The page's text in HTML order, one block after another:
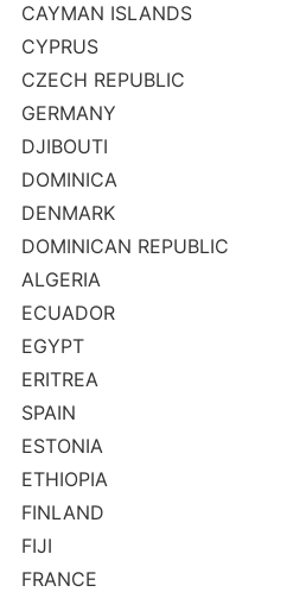
CAYMAN ISLANDS
CYPRUS
CZECH REPUBLIC
GERMANY
DJIBOUTI
DOMINICA
DENMARK
DOMINICAN REPUBLIC
ALGERIA
ECUADOR
EGYPT
ERITREA
SPAIN
ESTONIA
ETHIOPIA
FINLAND
FIJI
FRANCE